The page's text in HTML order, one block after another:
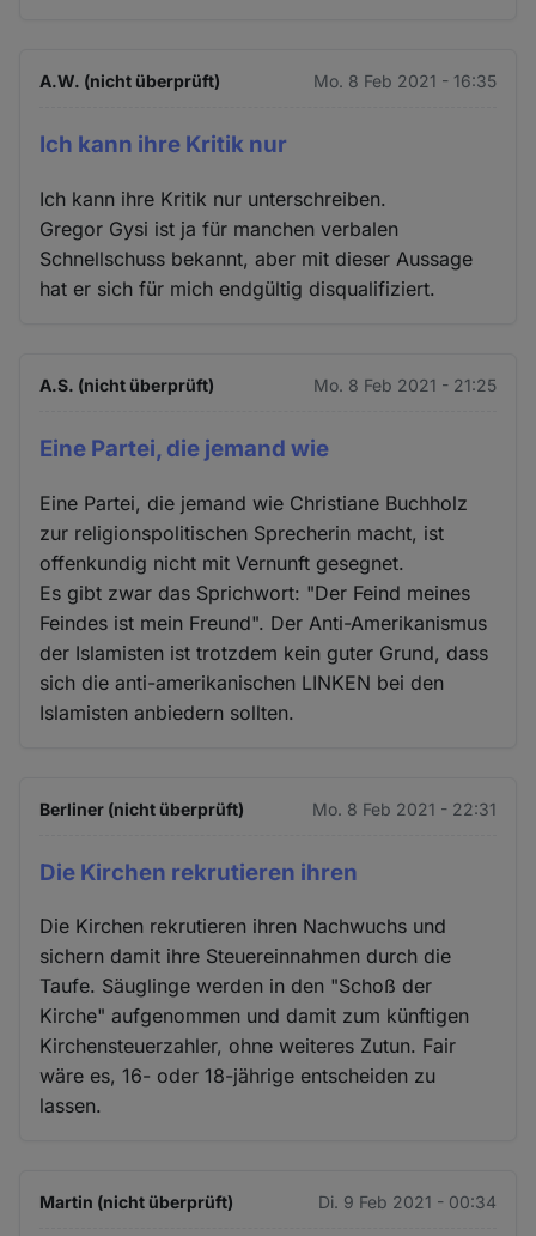
A.W. (nicht überprüft) Mo. 8 Feb 2021 - 16:35
Ich kann ihre Kritik nur
Ich kann ihre Kritik nur unterschreiben.
Gregor Gysi ist ja für manchen verbalen
Schnellschuss bekannt, aber mit dieser Aussage
hat er sich für mich endgültig disqualifiziert.
A.S. (nicht überprüft) Mo. 8 Feb 2021 - 21:25
Eine Partei, die jemand wie
Eine Partei, die jemand wie Christiane Buchholz
zur religionspolitischen Sprecherin macht, ist
offenkundig nicht mit Vernunft gesegnet.
Es gibt zwar das Sprichwort: "Der Feind meines
Feindes ist mein Freund". Der Anti-Amerikanismus
der Islamisten ist trotzdem kein guter Grund, dass
sich die anti-amerikanischen LINKEN bei den
Islamisten anbiedern sollten.
Berliner (nicht überprüft) Mo. 8 Feb 2021 - 22:31
Die Kirchen rekrutieren ihren
Die Kirchen rekrutieren ihren Nachwuchs und
sichern damit ihre Steuereinnahmen durch die
Taufe. Säuglinge werden in den "Schoß der
Kirche" aufgenommen und damit zum künftigen
Kirchensteuerzahler, ohne weiteres Zutun. Fair
wäre es, 16- oder 18-jährige entscheiden zu
lassen.
Martin (nicht überprüft) Di. 9 Feb 2021 - 00:34